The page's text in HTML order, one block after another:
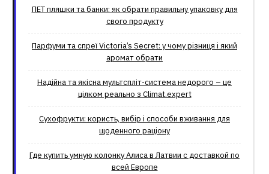
ПЕТ пляшки та банки: як обрати правильну упаковку для
свого продукту
Парфуми та спреї Victoria’s Secret: у чому різниця і який
аромат обрати
Надійна та якісна мультспліт-система недорого – це
цілком реально з Climat.еxpert
Сухофрукти: користь, вибір і способи вживання для
щоденного раціону
Где купить умную колонку Алиса в Латвии с доставкой по
всей Европе